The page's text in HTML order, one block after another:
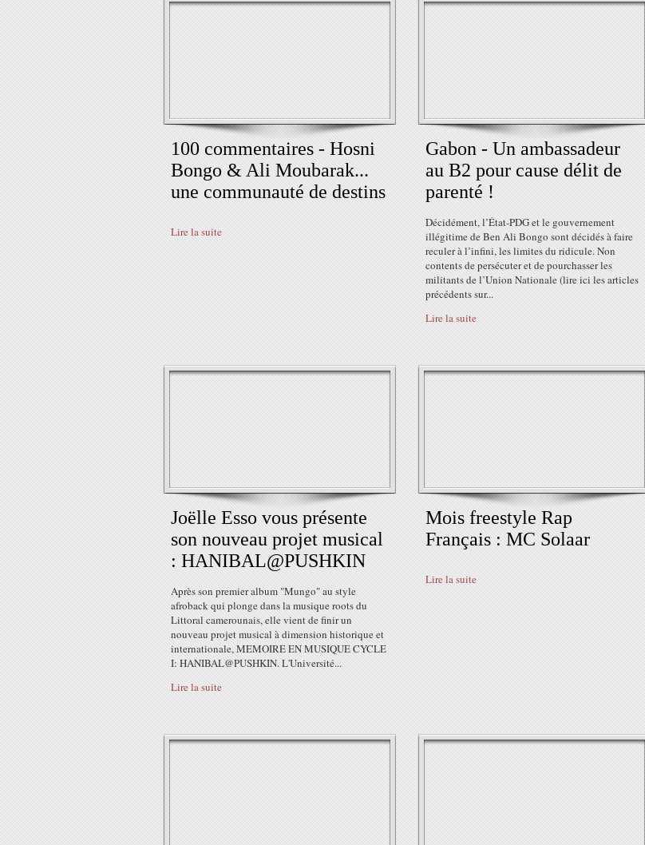
100 commentaires - Hosni
Bongo & Ali Moubarak...
une communauté de destins
Lire la suite
Gabon - Un ambassadeur
au B2 pour cause délit de
parenté !
Décidément, l’État-PDG et le gouvernement
illégitime de Ben Ali Bongo sont décidés à faire
reculer à l’infini, les limites du ridicule. Non
contents de persécuter et de pourchasser les
militants de l’Union Nationale (lire ici les articles
précédents sur...
Lire la suite
Joëlle Esso vous présente
son nouveau projet musical
: HANIBAL@PUSHKIN
Après son premier album "Mungo" au style
afroback qui plonge dans la musique roots du
Littoral camerounais, elle vient de finir un
nouveau projet musical à dimension historique et
internationale, MEMOIRE EN MUSIQUE CYCLE
I: HANIBAL@PUSHKIN. L'Université...
Lire la suite
Mois freestyle Rap
Français : MC Solaar
Lire la suite